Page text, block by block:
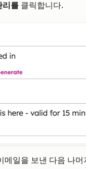
리를 클릭합니다.
일을 보낸 다음 나